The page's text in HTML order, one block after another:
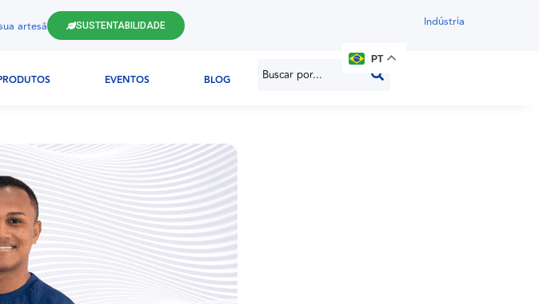
artesã SUSTENTABILIDADE Indústria
EVENTOS BLOG
PT